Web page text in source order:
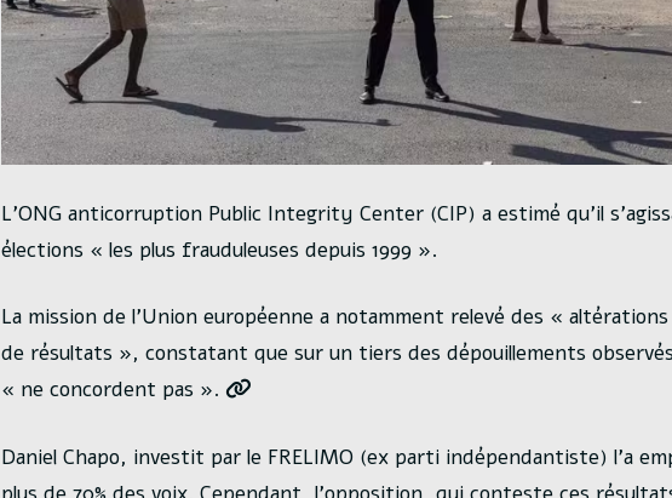
L’ONG anticorruption Public Integrity Center (CIP) a estimé qu’il
élections « les plus frauduleuses depuis 1999 ».
La mission de l’Union européenne a notamment relevé des «
de résultats », constatant que sur un tiers des dépouillements
« ne concordent pas ».
Daniel Chapo, investit par le FRELIMO (ex parti indépendantiste) l’a